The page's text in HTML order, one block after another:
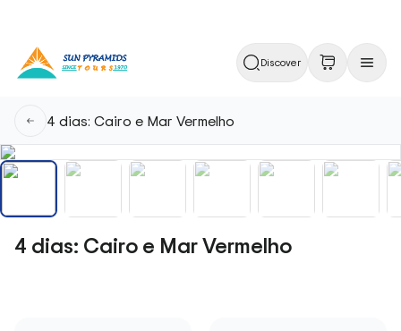
Discover
4 dias: Cairo e Mar Vermelho
4 dias: Cairo e Mar Vermelho